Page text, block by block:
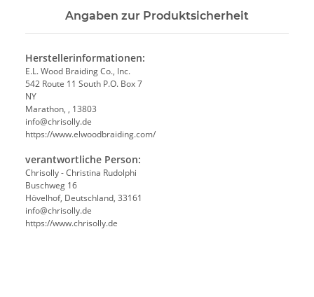
Angaben zur Produktsicherheit
Herstellerinformationen:
E.L. Wood Braiding Co., Inc.
542 Route 11 South P.O. Box 7
NY
Marathon, , 13803
info@chrisolly.de
https://www.elwoodbraiding.com/
verantwortliche Person:
Chrisolly - Christina Rudolphi
Buschweg 16
Hövelhof, Deutschland, 33161
info@chrisolly.de
https://www.chrisolly.de